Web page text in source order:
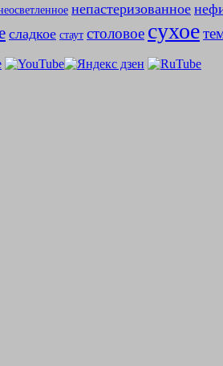
непастеризованное
сладкое стаут столовое сухое